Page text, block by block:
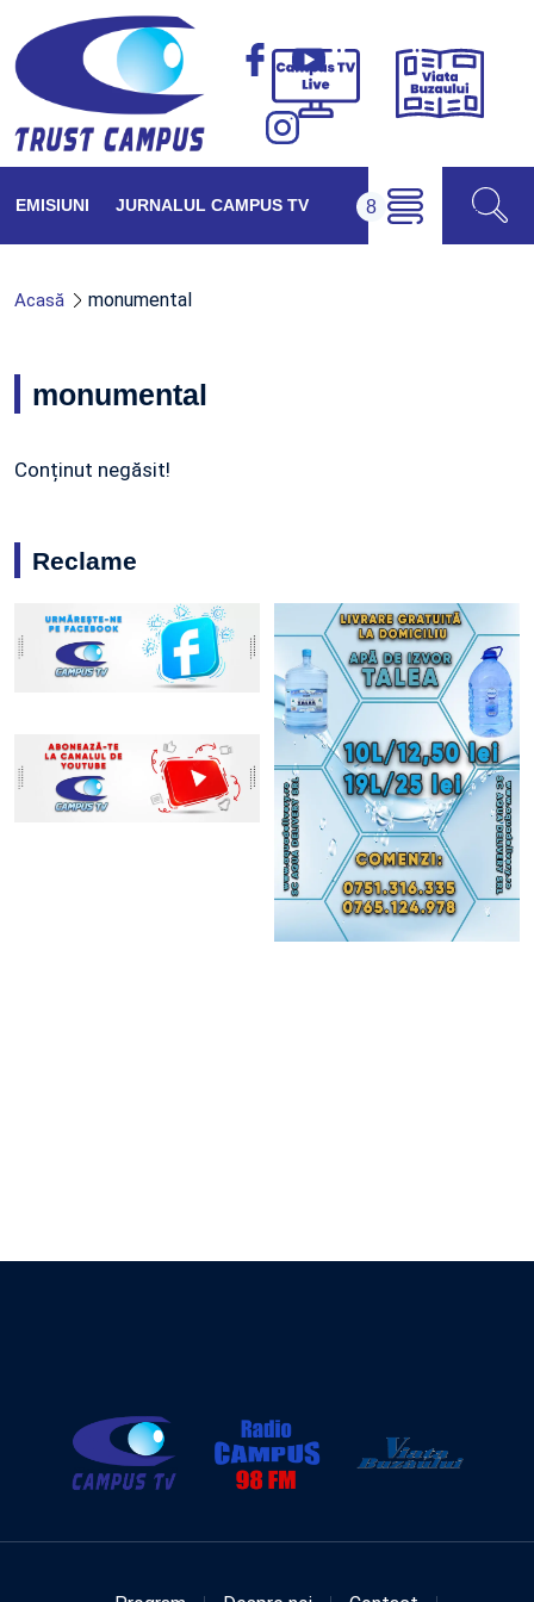
Campus
Viața
EMISIUNI JURNALUL CAMPUS TV
Acasă monumental
monumental
Conținut negăsit!
Reclame